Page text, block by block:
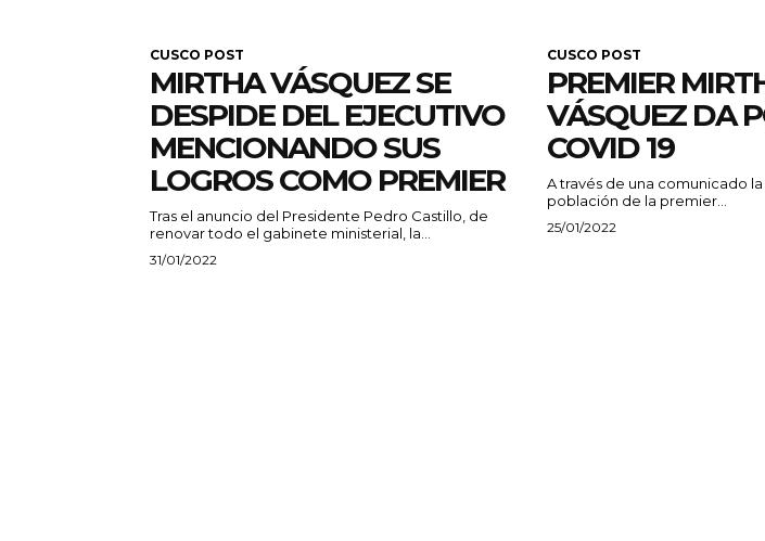
CUSCO POST
MIRTHA VÁSQUEZ SE
DESPIDE DEL EJECUTIVO
MENCIONANDO SUS
LOGROS COMO PREMIER
Tras el anuncio del Presidente Pedro Castillo, de
renovar todo el gabinete ministerial, la...
31/01/2022
CUSCO POST
PREMIER
VÁSQUEZ DA
COVID 19
A través de una comunicado
población de la premier...
25/01/2022